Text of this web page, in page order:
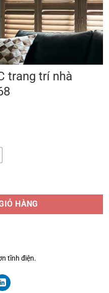
trang trí nhà
quán bar RTC-68 số lượng
HÀNG
tĩnh điện.